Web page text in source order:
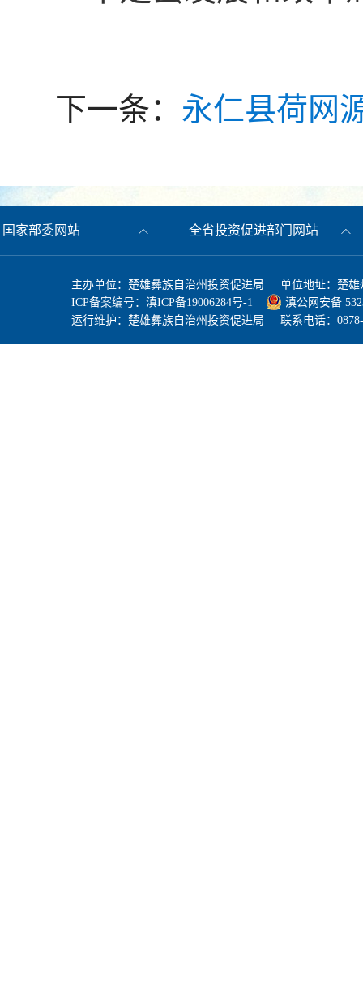
下一条： 永仁县荷网
国家部委网站 全省投资促进部门网站
主办单位：楚雄彝族自治州投资促进局 单位地址：楚
ICP备案编号： 滇ICP备19006284号-1
滇公网安备
运行维护：楚雄彝族自治州投资促进局 联系电话：